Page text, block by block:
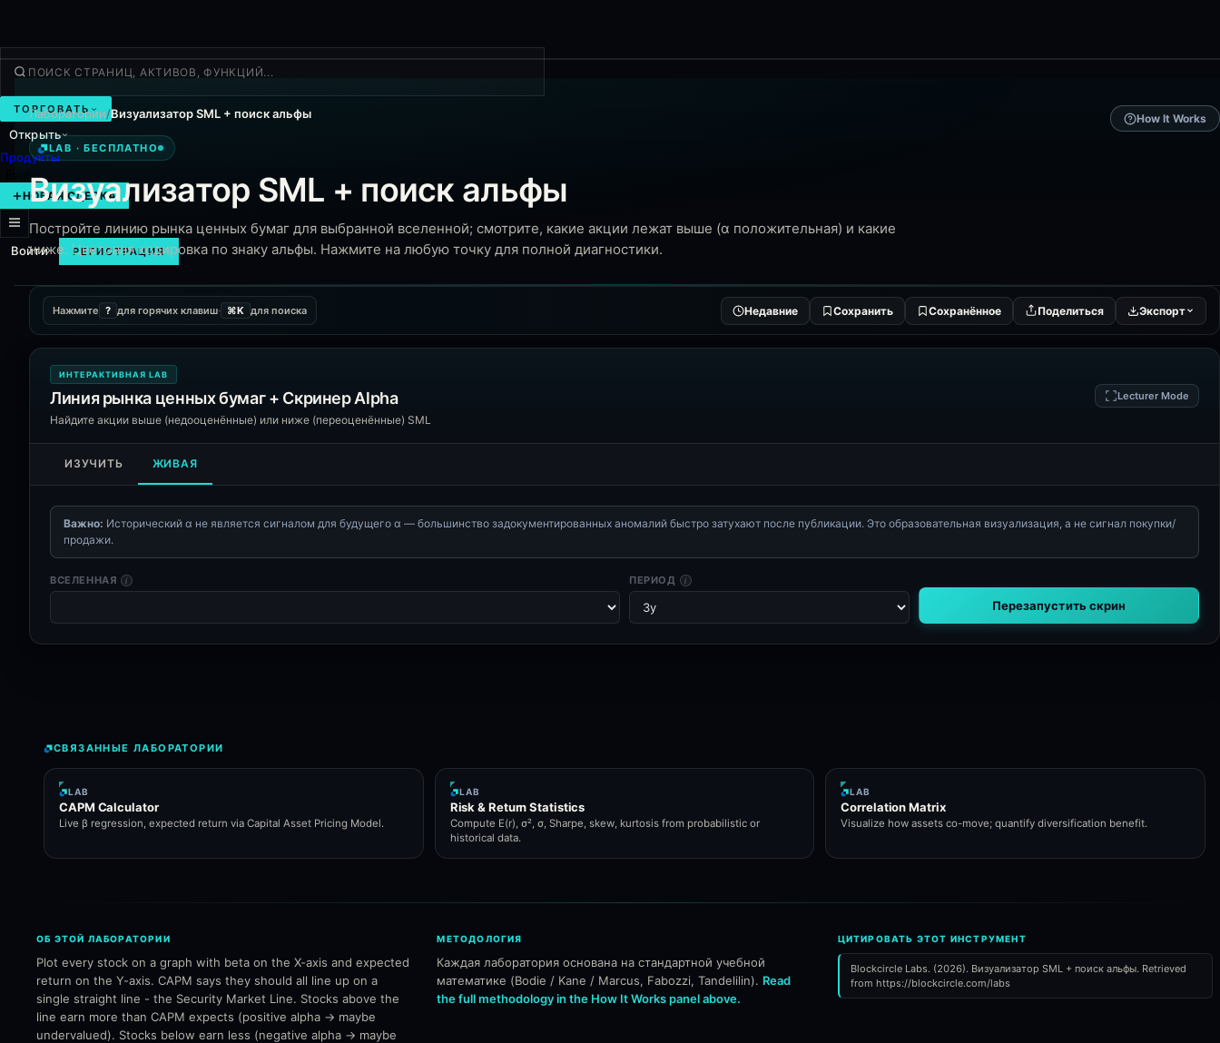
ТОРГОВАТЬ
Открыть
Продукты
НОВАЯ СДЕЛКА
Войти РЕГИСТРАЦИЯ
Лаборатории/Визуализатор SML + поиск альфы
LAB · БЕСПЛАТНО Lab · Бесплатно
Визуализатор SML + поиск альфы
Постройте линию рынка ценных бумаг для выбранной вселенной; смотрите, какие акции лежат выше (α положительная) и какие
ниже. Цветовая кодировка по знаку альфы. Нажмите на любую точку для полной диагностики.
How It Works
Нажмите ? для горячих клавиш· ⌘K для поиска Недавние Сохранить Сохранённое Поделиться Экспорт
ИНТЕРАКТИВНАЯ LAB
Линия рынка ценных бумаг + Скринер Alpha
Найдите акции выше (недооценённые) или ниже (переоценённые) SML
Lecturer Mode
ИЗУЧИТЬ ЖИВАЯ
Важно: Исторический α не является сигналом для будущего α — большинство задокументированных аномалий быстро затухают после публикации. Это образовательная визуализация, а не сигнал покупки/
продажи.
ВСЕЛЕННАЯ i ПЕРИОД i
Перезапустить скрин
СВЯЗАННЫЕ ЛАБОРАТОРИИ
LAB
CAPM Calculator
Live β regression, expected return via Capital Asset Pricing Model.
LAB
Risk & Return Statistics
Compute E(r), σ², σ, Sharpe, skew, kurtosis from probabilistic or
historical data.
LAB
Correlation Matrix
Visualize how assets co-move; quantify diversification benefit.
ОБ ЭТОЙ ЛАБОРАТОРИИ
Plot every stock on a graph with beta on the X-axis and expected
return on the Y-axis. CAPM says they should all line up on a
single straight line - the Security Market Line. Stocks above the
line earn more than CAPM expects (positive alpha → maybe
undervalued). Stocks below earn less (negative alpha → maybe
МЕТОДОЛОГИЯ
Каждая лаборатория основана на стандартной учебной
математике (Bodie / Kane / Marcus, Fabozzi, Tandelilin). Read
the full methodology in the How It Works panel above.
ЦИТИРОВАТЬ ЭТОТ ИНСТРУМЕНТ
Blockcircle Labs. (2026). Визуализатор SML + поиск альфы. Retrieved
from https://blockcircle.com/labs